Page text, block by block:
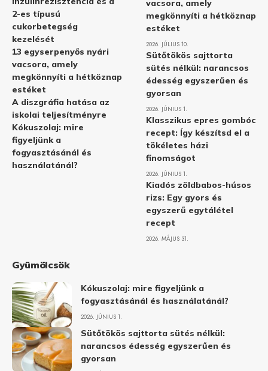
2-es típusú
cukorbetegség
kezelését
13 egyserpenyős nyári
vacsora, amely
megkönnyíti a hétköznap
estéket
A diszgráfia hatása az
iskolai teljesítményre
Kókuszolaj: mire
figyeljünk a
fogyasztásánál és
használatánál?
vacsora, amely
megkönnyíti a hétköznap
estéket
2026. JÚLIUS 10.
Sütőtökös sajttorta
sütés nélkül: narancsos
édesség egyszerűen és
gyorsan
2026. JÚNIUS 1.
Klasszikus epres gombóc
recept: Így készítsd el a
tökéletes házi
finomságot
2026. JÚNIUS 1.
Kiadós zöldbabos-húsos
rizs: Egy gyors és
egyszerű egytálétel
recept
2026. MÁJUS 31.
Gyümölcsök
Kókuszolaj: mire figyeljünk a
fogyasztásánál és használatánál?
2026. JÚNIUS 1.
Sütőtökös sajttorta sütés nélkül:
narancsos édesség egyszerűen és
gyorsan